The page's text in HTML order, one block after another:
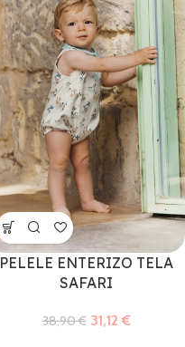
PELELE ENTERIZO TELA
SAFARI
38,90€ 31,12€